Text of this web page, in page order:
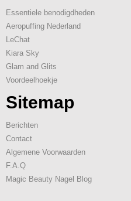
Essentiele benodigdheden
Aeropuffing Nederland
LeChat
Kiara Sky
Glam and Glits
Voordeelhoekje
Sitemap
Berichten
Contact
Algemene Voorwaarden
F.A.Q
Magic Beauty Nagel Blog